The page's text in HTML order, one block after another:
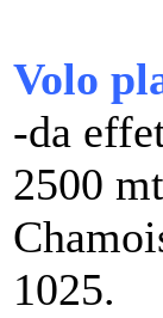
Volo
-da
2500
1025.